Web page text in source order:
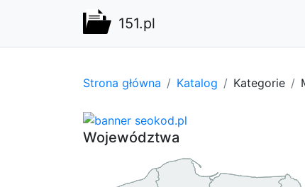
151.pl
Strona główna Katalog Kategorie
Województwa